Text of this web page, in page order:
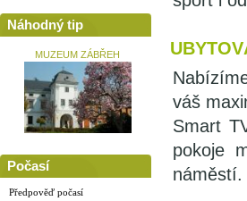
Náhodný tip
MUZEUM ZÁBŘEH
Počasí
Předpověď počasí
váš
Smart
pokoje
náměstí.